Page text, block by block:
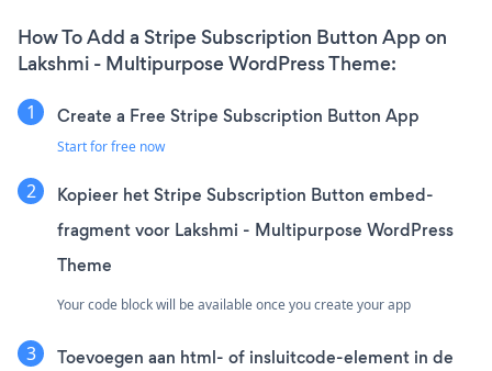
How To Add a Stripe Subscription Button App on
Lakshmi - Multipurpose WordPress Theme:
Create a Free Stripe Subscription Button App
Start for free now
Kopieer het Stripe Subscription Button embed-
fragment voor Lakshmi - Multipurpose WordPress
Theme
Your code block will be available once you create your app
Toevoegen aan html- of insluitcode-element in de